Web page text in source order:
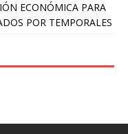
ECONÓMICA PARA
POR TEMPORALES